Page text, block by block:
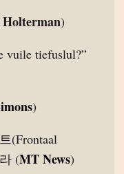
)
vuile tiefuslul?”
)
(Frontaal
(MT News)